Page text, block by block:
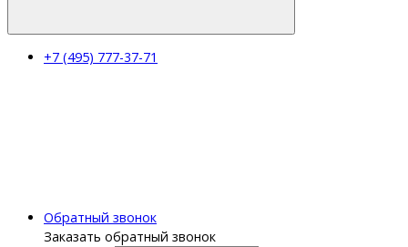
+7 (495) 777-37-71
Обратный звонок
Заказать обратный звонок